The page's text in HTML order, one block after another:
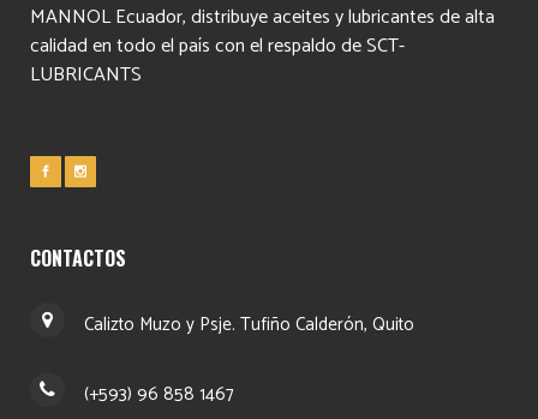
MANNOL Ecuador, distribuye aceites y lubricantes de alta
calidad en todo el país con el respaldo de SCT-
LUBRICANTS
CONTACTOS
Calizto Muzo y Psje. Tufiño Calderón, Quito
(+593) 96 858 1467